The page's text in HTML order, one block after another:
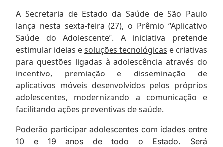
A Secretaria de Estado da Saúde de São Paulo
lança nesta sexta-feira (27), o Prêmio “Aplicativo
Saúde do Adolescente”. A iniciativa pretende
estimular ideias esoluções tecnológicas e criativas
para questões ligadas à adolescência através do
incentivo, premiação e disseminação de
aplicativos móveis desenvolvidos pelos próprios
adolescentes, modernizando a comunicação e
facilitando ações preventivas de saúde.
Poderão participar adolescentes com idades entre
10 e 19 anos de todo o Estado. Será